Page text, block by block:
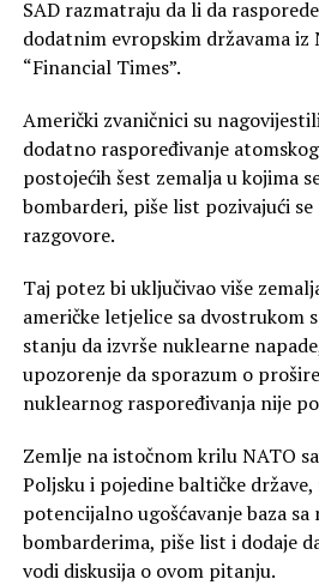
SAD razmatraju da li da
dodatnim evropskim državama iz
“Financial Times”.
Američki zvaničnici su
dodatno raspoređivanje
postojećih šest zemalja u kojima
bombarderi, piše list pozivajući
razgovore.
Taj potez bi uključivao više
američke letjelice sa dvostrukom
stanju da izvrše nuklearne
upozorenje da sporazum o
nuklearnog raspoređivanja nije
Zemlje na istočnom krilu NATO
Poljsku i pojedine baltičke
potencijalno ugošćavanje baza
bombarderima, piše list i dodaje
vodi diskusija o ovom pitanju.